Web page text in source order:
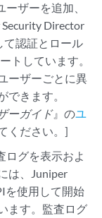
ザーを追加、
Security Director
て認証とロール
トしています。
ーザーごとに異
できます。
ーガイド』のユ
ください。]
ログを表示およ
は、 Juniper
を使用して開始
ます。監査ログ